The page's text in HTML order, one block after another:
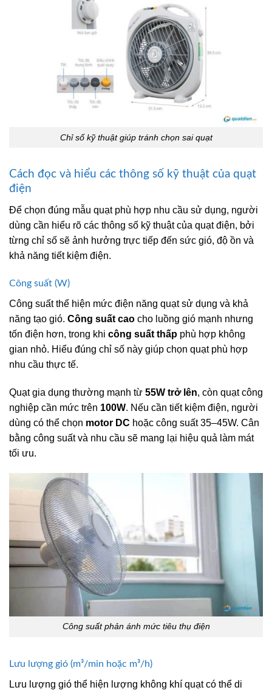
Chỉ số kỹ thuật giúp tránh chọn sai quạt
Cách đọc và hiểu các thông số kỹ thuật của quạt
điện
Để chọn đúng mẫu quạt phù hợp nhu cầu sử dụng, người
dùng cần hiểu rõ các thông số kỹ thuật của quạt điện, bởi
từng chỉ số sẽ ảnh hưởng trực tiếp đến sức gió, độ ồn và
khả năng tiết kiệm điện.
Công suất (W)
Công suất thể hiện mức điện năng quạt sử dụng và khả
năng tạo gió. Công suất cao cho luồng gió mạnh nhưng
tốn điện hơn, trong khi công suất thấp phù hợp không
gian nhỏ. Hiểu đúng chỉ số này giúp chọn quạt phù hợp
nhu cầu thực tế.
Quạt gia dụng thường mạnh từ 55W trở lên, còn quạt công
nghiệp cần mức trên 100W. Nếu cần tiết kiệm điện, người
dùng có thể chọn motor DC hoặc công suất 35–45W. Cân
bằng công suất và nhu cầu sẽ mang lại hiệu quả làm mát
tối ưu.
Công suất phản ánh mức tiêu thụ điện
Lưu lượng gió (m³/min hoặc m³/h)
Lưu lượng gió thể hiện lượng không khí quạt có thể di